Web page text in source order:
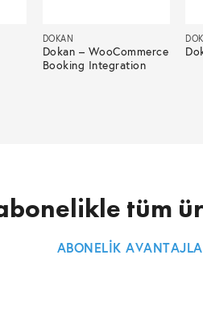
DOKAN
Dokan – WooCommerce
Booking Integration
tüm
ABONELİK